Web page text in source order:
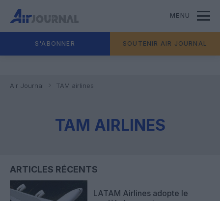
MENU
S'ABONNER SOUTENIR AIR JOURNAL
Air Journal TAM airlines
TAM AIRLINES
ARTICLES RÉCENTS
LATAM Airlines adopte le